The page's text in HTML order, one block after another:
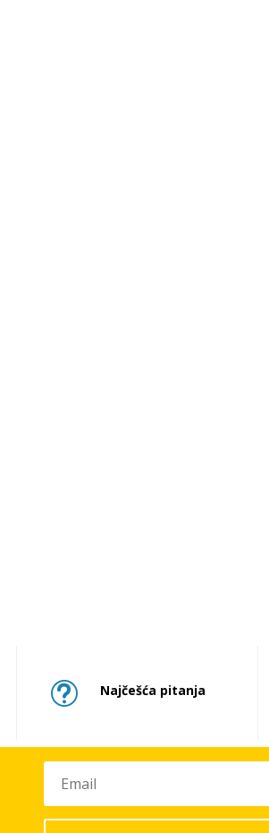
t Najčešća pitanja